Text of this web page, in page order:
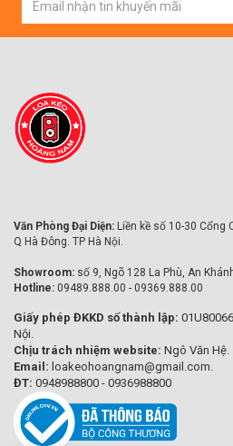
Văn Phòng Đại Diện: Liền kề số 10-30 Cổng
Q Hà Đông. TP Hà Nội.
Showroom: số 9, Ngõ 128 La Phù, An
Hotline: 09489.888.00 - 09369.888.00
Giấy phép ĐKKD số thành lập:
Nội.
Chịu trách nhiệm website: Ngô Văn Hệ.
Email: loakeohoangnam@gmail.com.
ĐT: 0948988800 - 0936988800